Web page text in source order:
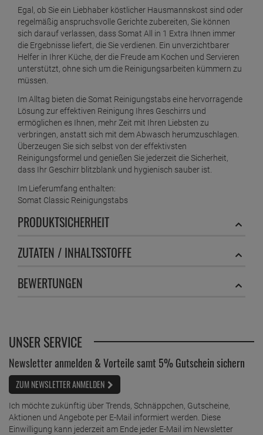
Egal, ob Sie ein Liebhaber köstlicher Hausmannskost sind oder
regelmäßig anspruchsvolle Gerichte zubereiten, Sie können
sich darauf verlassen, dass Somat All in 1 Extra Ihnen immer
die Ergebnisse liefert, die Sie verdienen. Ein unverzichtbarer
Helfer in Ihrer Küche, der die Freude am Kochen und Servieren
unterstützt, ohne sich um die Reinigungsarbeiten kümmern zu
müssen.
Im Alltag bieten die Somat Reinigungstabs eine hervorragende
Lösung zur effektiven Reinigung Ihres Geschirrs und
ermöglichen es Ihnen, mehr Zeit mit Ihren Liebsten zu
verbringen, anstatt sich mit dem Abwasch herumzuschlagen.
Überzeugen Sie sich selbst von der effektivsten
Reinigungsformel und genießen Sie jederzeit die Sicherheit,
dass Ihr Geschirr blitzblank und hygienisch sauber ist.
Im Lieferumfang enthalten:
Somat Classic Reinigungstabs
PRODUKTSICHERHEIT
ZUTATEN / INHALTSSTOFFE
BEWERTUNGEN
UNSER SERVICE
Newsletter anmelden & Vorteile samt 5% Gutschein sichern
ZUM NEWSLETTER ANMELDEN
Ich möchte zukünftig über Trends, Schnäppchen, Gutscheine,
Aktionen und Angebote per E-Mail informiert werden. Diese
Einwilligung kann jederzeit am Ende jeder E-Mail im Newsletter